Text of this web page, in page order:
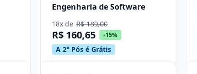
Engenharia de Software
18x de R$ 189,00
R$ 160,65 -15%
A 2° Pós é Grátis